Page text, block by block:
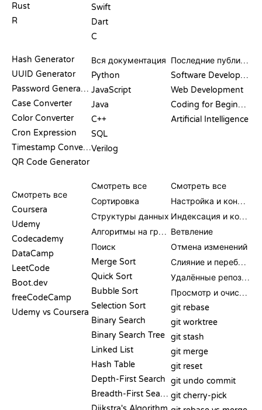
Rust
R
Swift
Dart
C
Hash Generator
UUID Generator
Password Generator
Case Converter
Color Converter
Cron Expression
Timestamp Converter
QR Code Generator
Вся документация
Python
JavaScript
Java
C++
SQL
Verilog
Последние публикации
Software Development
Web Development
Coding for Beginners
Artificial Intelligence
Смотреть все
Coursera
Udemy
Codecademy
DataCamp
LeetCode
Boot.dev
freeCodeCamp
Udemy vs Coursera
Смотреть все
Сортировка
Структуры данных
Алгоритмы на графах
Поиск
Merge Sort
Quick Sort
Bubble Sort
Selection Sort
Binary Search
Binary Search Tree
Linked List
Hash Table
Depth-First Search
Breadth-First Search
Смотреть все
Настройка и конфигурация
Индексация и коммит
Ветвление
Отмена изменений
Слияние и перебазирование
Удалённые репозитории
Просмотр и очистка
git rebase
git worktree
git stash
git merge
git reset
git undo commit
git cherry-pick